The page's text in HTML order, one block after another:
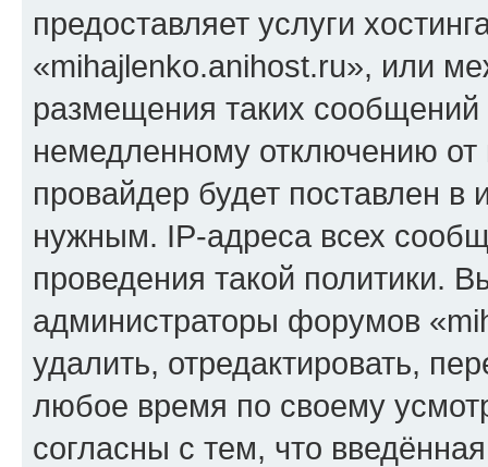
предоставляет услуги
«mihajlenko.anihost.ru», или
размещения таких
немедленному отключению
провайдер будет поставлен в
нужным. IP-адреса всех
проведения такой политики.
администраторы форумов
удалить, отредактировать,
любое время по своему
согласны с тем, что